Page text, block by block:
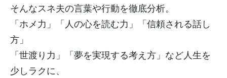
そんなスネ夫の言葉や行動を徹底分析。
「ホメ力」「人の心を読む力」「信頼される話し
方」
「世渡り力」「夢を実現する考え方」など人生を
少しラクに、